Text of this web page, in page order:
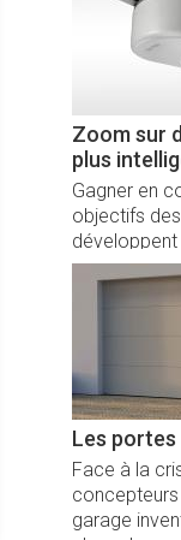
Zoom sur
plus
Gagner en
objectifs
développent
Les portes
Face à la
garage